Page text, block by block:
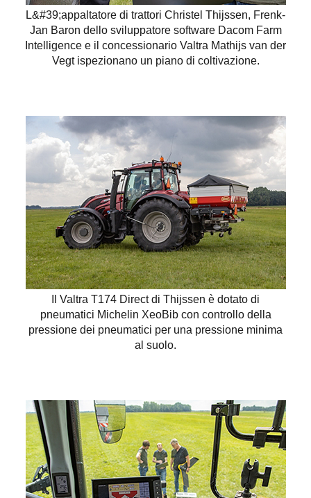
L&#39;appaltatore di trattori Christel Thijssen, Frenk-
Jan Baron dello sviluppatore software Dacom Farm
Intelligence e il concessionario Valtra Mathijs van der
Vegt ispezionano un piano di coltivazione.
Il Valtra T174 Direct di Thijssen è dotato di
pneumatici Michelin XeoBib con controllo della
pressione dei pneumatici per una pressione minima
al suolo.